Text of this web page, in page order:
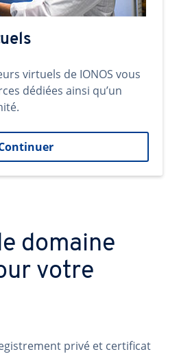
virtuels de IONOS vous
dédiées ainsi qu’un
domaine
votre
privé et certificat